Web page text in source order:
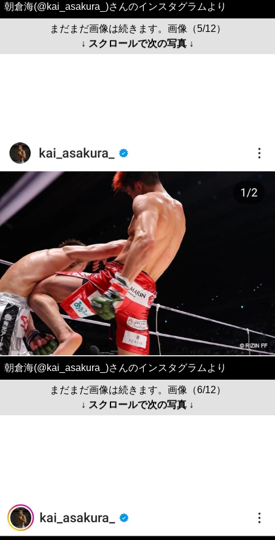
朝倉海(@kai_asakura_)さんのインスタグラムより
まだまだ画像は続きます。画像（5/12）
↓ スクロールで次の写真 ↓
朝倉海(@kai_asakura_)さんのインスタグラムより
まだまだ画像は続きます。画像（6/12）
↓ スクロールで次の写真 ↓